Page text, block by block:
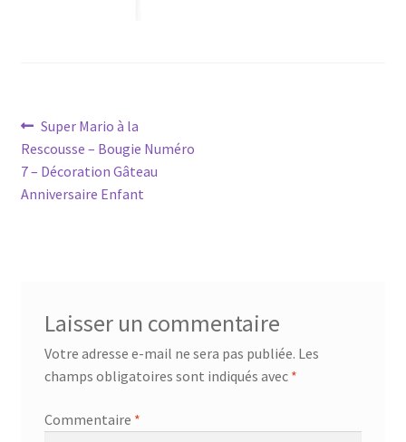
Navigation
de
l’article
Article
précédent :
Super Mario à la
Rescousse – Bougie Numéro
7 – Décoration Gâteau
Anniversaire Enfant
Laisser un commentaire
Votre adresse e-mail ne sera pas publiée. Les
champs obligatoires sont indiqués avec *
Commentaire *